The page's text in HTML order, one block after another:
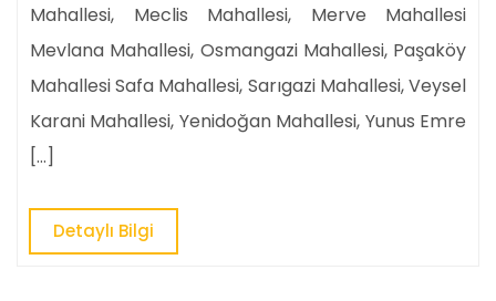
Mahallesi, Meclis Mahallesi, Merve Mahallesi
Mevlana Mahallesi, Osmangazi Mahallesi, Paşaköy
Mahallesi Safa Mahallesi, Sarıgazi Mahallesi, Veysel
Karani Mahallesi, Yenidoğan Mahallesi, Yunus Emre
[…]
Detaylı Bilgi
Bilgi